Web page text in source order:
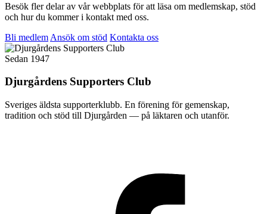
Besök fler delar av vår webbplats för att läsa om medlemskap, stöd
och hur du kommer i kontakt med oss.
Bli medlem Ansök om stöd Kontakta oss
Sedan 1947
Djurgårdens Supporters Club
Sveriges äldsta supporterklubb. En förening för gemenskap,
tradition och stöd till Djurgården — på läktaren och utanför.